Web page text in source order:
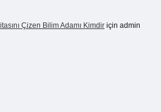
Çizen Bilim Adamı Kimdir için admin